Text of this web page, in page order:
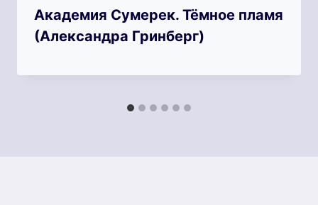
Академия Сумерек. Тёмное пламя
(Александра Гринберг)